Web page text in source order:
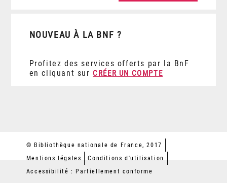
NOUVEAU À LA BNF ?
Profitez des services offerts par la BnF
en cliquant sur CRÉER UN COMPTE
© Bibliothèque nationale de France, 2017
Mentions légales
Conditions d'utilisation
Accessibilité : Partiellement conforme